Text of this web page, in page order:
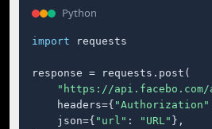
Python
import requests
response = requests.post(
"https://api.facebo.com/
    headers={
"Authorization"
    json={
"url" : "URL" },